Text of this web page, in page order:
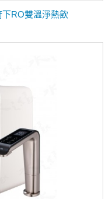
下RO雙溫淨熱飲